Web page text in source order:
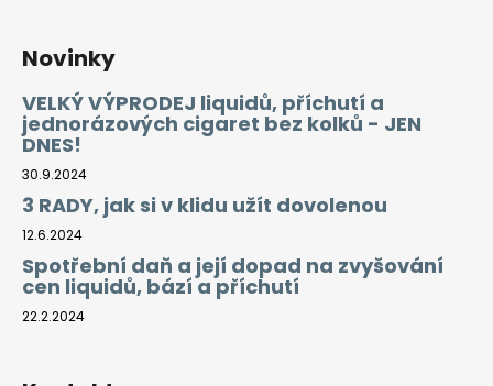
Novinky
VELKÝ VÝPRODEJ liquidů, příchutí a
jednorázových cigaret bez kolků - JEN
DNES!
30.9.2024
3 RADY, jak si v klidu užít dovolenou
12.6.2024
Spotřební daň a její dopad na zvyšování
cen liquidů, bází a příchutí
22.2.2024